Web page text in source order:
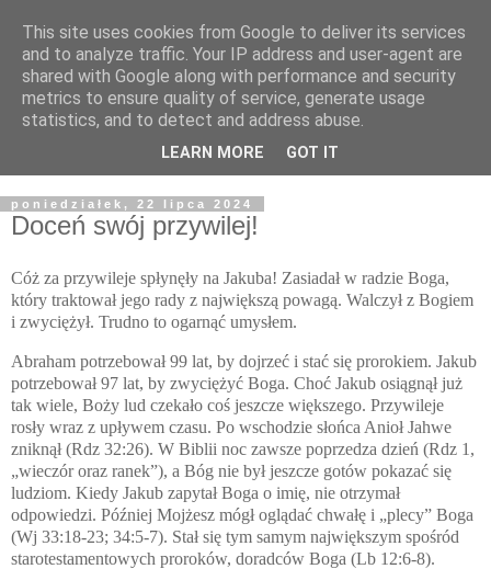
Żyjąc wiarą w REALNYM
świecie
Blog pastora Pawła Bartosika
poniedziałek, 22 lipca 2024
Doceń swój przywilej!
Cóż za przywileje spłynęły na Jakuba! Zasiadał w radzie Boga,
który traktował jego rady z największą powagą. Walczył z Bogiem
i zwyciężył. Trudno to ogarnąć umysłem.
Abraham potrzebował 99 lat, by dojrzeć i stać się prorokiem. Jakub
potrzebował 97 lat, by zwyciężyć Boga. Choć Jakub osiągnął już
tak wiele, Boży lud czekało coś jeszcze większego. Przywileje
rosły wraz z upływem czasu. Po wschodzie słońca Anioł Jahwe
zniknął (Rdz 32:26). W Biblii noc zawsze poprzedza dzień (Rdz 1,
„wieczór oraz ranek”), a Bóg nie był jeszcze gotów pokazać się
ludziom. Kiedy Jakub zapytał Boga o imię, nie otrzymał
odpowiedzi. Później Mojżesz mógł oglądać chwałę i „plecy” Boga
(Wj 33:18-23; 34:5-7). Stał się tym samym największym spośród
starotestamentowych proroków, doradców Boga (Lb 12:6-8).
This site uses cookies from Google to deliver its services
and to analyze traffic. Your IP address and user-agent are
shared with Google along with performance and security
metrics to ensure quality of service, generate usage
statistics, and to detect and address abuse.
LEARN MORE GOT IT